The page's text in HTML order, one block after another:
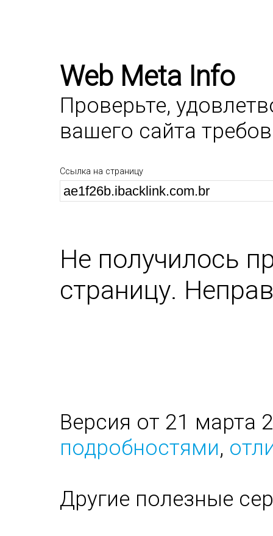
Web Meta Info
Проверьте,
вашего сайта
Ссылка на страницу
Не получилось
страницу.
Версия от 21 марта
подробностями,
Другие полезные